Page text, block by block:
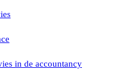
in de accountancy